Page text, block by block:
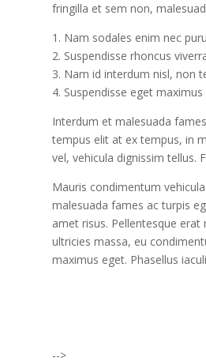
fringilla et sem non,
1. Nam sodales enim nec
2. Suspendisse rhoncus
3. Nam id interdum nisl, non
4. Suspendisse eget
Interdum et malesuada
tempus elit at ex tempus, in
vel, vehicula dignissim tellus.
Mauris condimentum
malesuada fames ac turpis
amet risus. Pellentesque
ultricies massa, eu
maximus eget. Phasellus
-->Mountain for prayers and also